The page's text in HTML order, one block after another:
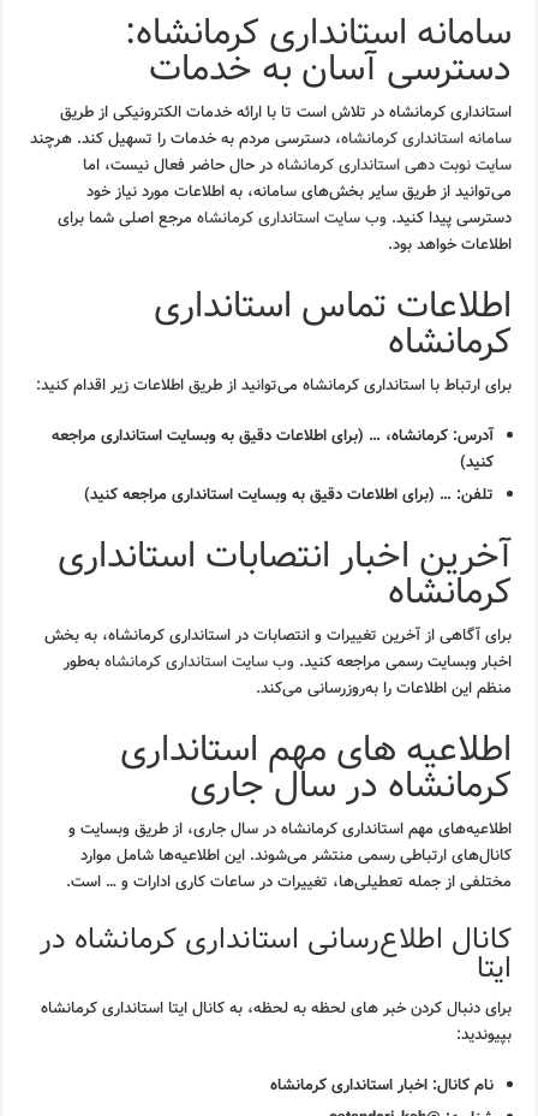
سامانه استانداری کرمانشاه:
دسترسی آسان به خدمات
استانداری کرمانشاه در تلاش است تا با ارائه خدمات الکترونیکی از طریق
سامانه استانداری کرمانشاه، دسترسی مردم به خدمات را تسهیل کند. هرچند
سایت نوبت دهی استانداری کرمانشاهدر حال حاضر فعال نیست، اما
می‌توانید از طریق سایر بخش‌های سامانه، به اطلاعات مورد نیاز خود
دسترسی پیدا کنید.وب سایت استانداری کرمانشاه مرجع اصلی شما برای
اطلاعات خواهد بود.
اطلاعات تماس استانداری
کرمانشاه
برای ارتباط با استانداری کرمانشاه می‌توانید از طریق اطلاعات زیر اقدام کنید:
آدرس: کرمانشاه، … (برای اطلاعات دقیق به وبسایت استانداری مراجعه
کنید)
تلفن: … (برای اطلاعات دقیق به وبسایت استانداری مراجعه کنید)
آخرین اخبار انتصابات استانداری
کرمانشاه
برای آگاهی از آخرین تغییرات و انتصابات در استانداری کرمانشاه، به بخش
اخبار وبسایت رسمی مراجعه کنید.وب سایت استانداری کرمانشاهبه‌طور
منظم این اطلاعات را به‌روزرسانی می‌کند.
اطلاعیه های مهم استانداری
کرمانشاه در سال جاری
اطلاعیه‌های مهم استانداری کرمانشاه در سال جاری، از طریق وبسایت و
کانال‌های ارتباطی رسمی منتشر می‌شوند. این اطلاعیه‌ها شامل موارد
مختلفی از جمله تعطیلی‌ها، تغییرات در ساعات کاری ادارات و … است.
کانال اطلاع‌رسانی استانداری کرمانشاه در
ایتا
برای دنبال کردن خبر های لحظه به لحظه، به کانال ایتا استانداری کرمانشاه
بپیوندید:
نام کانال: اخبار استانداری کرمانشاه